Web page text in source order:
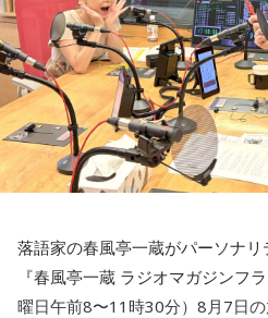
寺内：縁起がいい！
三輪田：そもそも、例祭日の9月
たのですが、先ほど、お話しし
が流行ったけども、なかなか行
方々は芝大神宮にお参り来るの
声を聞き、皆様を招き入れた結果
しまったんです。
すけど、やっぱ町内会に入るこ
で、どんどん小さくなっていく
なるかっていうと、当たり前に
がなくなっていくわけです。そ
集めてやってるわけじゃないです
水谷「いや～、若い人がやるっ
一蔵「だからね、この記事を読ん
げていく」とか」
落語家の春風亭一蔵がパーソナ
『春風亭一蔵 ラジオマガジンフ
曜日午前8〜11時30分）8月7日